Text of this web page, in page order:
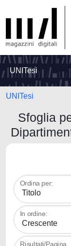
UNITesi
UNITesi
Sfoglia
Ordina per:
In ordine:
Risultati/Pagina